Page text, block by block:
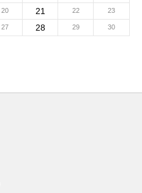
20 21 22 23
27 28 29 30